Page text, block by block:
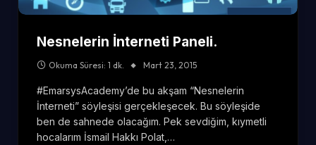
Nesnelerin İnterneti Paneli.
Okuma Süresi: 1 dk. Mart 23, 2015
#‎EmarsysAcademy‬’de bu akşam “Nesnelerin
İnterneti” söyleşisi gerçekleşecek. Bu söyleşide
ben de sahnede olacağım. Pek sevdiğim, kıymetli
hocalarım İsmail Hakkı Polat,…